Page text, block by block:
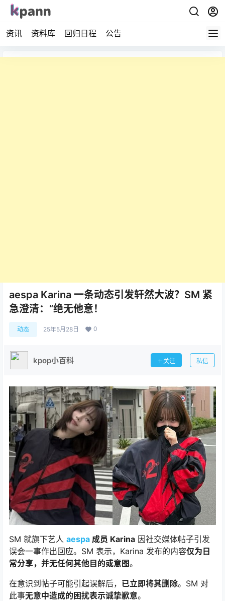
资讯 资料库 回归日程 公告
aespa Karina 一条动态引发轩然大波？SM 紧
急澄清：“绝无他意！
动态 25年5月28日 0
kpop小百科 关注 私信
SM 就旗下艺人 aespa 成员 Karina 因社交媒体帖子引发
误会一事作出回应。SM 表示，Karina 发布的内容仅为日
常分享，并无任何其他目的或意图。
在意识到帖子可能引起误解后， 已立即将其删除。SM 对
此事无意中造成的困扰表示诚挚歉意。